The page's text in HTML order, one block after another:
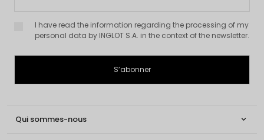
I have read the information regarding the processing of my
personal data by INGLOT S.A. in the context of the newsletter.
Qui sommes-nous 